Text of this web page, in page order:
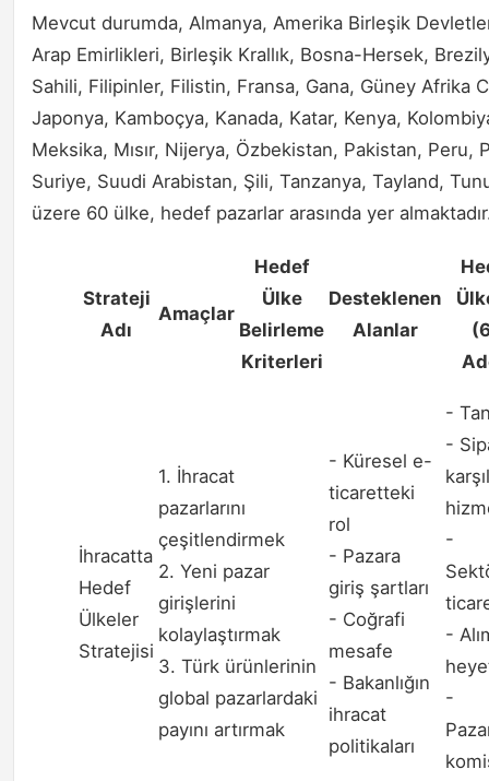
Mevcut durumda, Almanya, Amerika Birleşik
Arap Emirlikleri, Birleşik Krallık, Bosna-Hersek,
Sahili, Filipinler, Filistin, Fransa, Gana, Güney Afrika
Japonya, Kamboçya, Kanada, Katar, Kenya,
Meksika, Mısır, Nijerya, Özbekistan, Pakistan,
Suriye, Suudi Arabistan, Şili, Tanzanya, Tayland,
üzere 60 ülke, hedef pazarlar arasında yer
Strateji
Adı
Amaçlar
Hedef
Ülke
Belirleme
Kriterleri
Desteklenen
Alanlar
İhracatta
Hedef
Ülkeler
Stratejisi
1. İhracat
pazarlarını
çeşitlendirmek
2. Yeni pazar
girişlerini
kolaylaştırmak
3. Türk ürünlerinin
global pazarlardaki
payını artırmak
- Küresel e-
ticaretteki
rol
- Pazara
giriş şartları
- Coğrafi
mesafe
- Bakanlığın
ihracat
politikaları
-
-
-
-
-